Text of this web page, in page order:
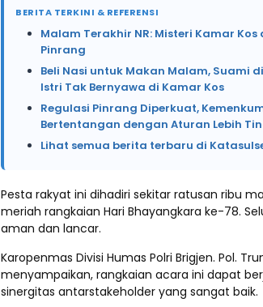
BERITA TERKINI & REFERENSI
Malam Terakhir NR: Misteri Kamar Kos
Pinrang
Beli Nasi untuk Makan Malam, Suami
Istri Tak Bernyawa di Kamar Kos
Regulasi Pinrang Diperkuat,
Bertentangan dengan Aturan Lebih
Lihat semua berita terbaru di
Pesta rakyat ini dihadiri sekitar ratusan ribu
meriah rangkaian Hari Bhayangkara ke-78.
aman dan lancar.
Karopenmas Divisi Humas Polri Brigjen. Pol.
menyampaikan, rangkaian acara ini dapat
sinergitas antarstakeholder yang sangat baik.